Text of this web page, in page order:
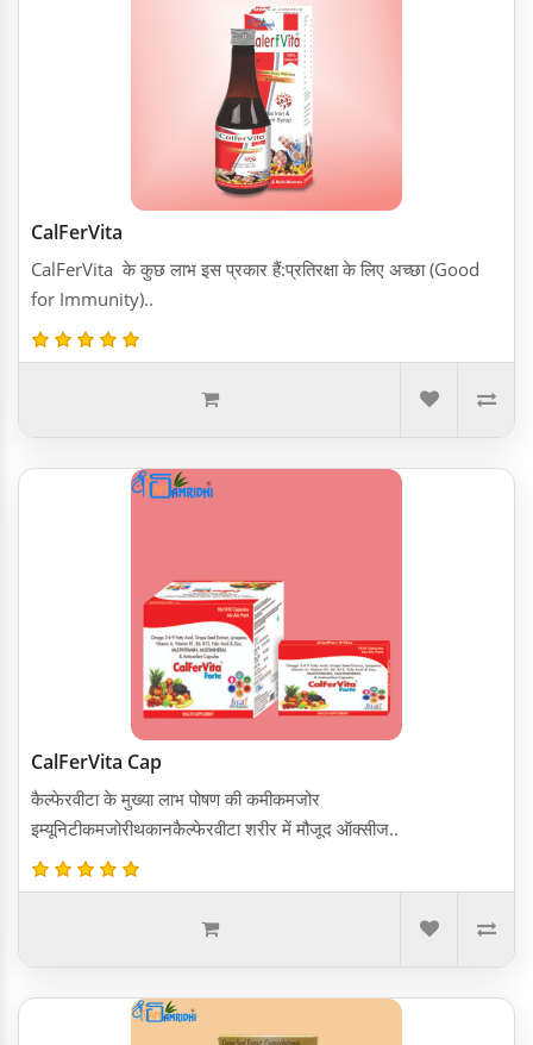
CalFerVita
CalFerVita के कुछ लाभ इस प्रकार हैं:प्रतिरक्षा के लिए अच्छा (Good
for Immunity)..
CalFerVita Cap
कैल्फेरवीटा के मुख्या लाभ पोषण की कमीकमजोर
इम्यूनिटीकमजोरीथकानकैल्फेरवीटा शरीर में मौजूद ऑक्सीज..